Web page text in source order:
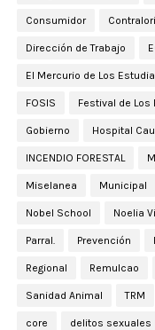
Consumidor
Dirección de Trabajo
El Mercurio de Los
FOSIS Festival de Los
Gobierno Hospital
INCENDIO FORESTAL
Miselanea Municipal
Nobel School Noelia
Parral. Prevención
Regional Remulcao
Sanidad Animal TRM
core delitos sexuales